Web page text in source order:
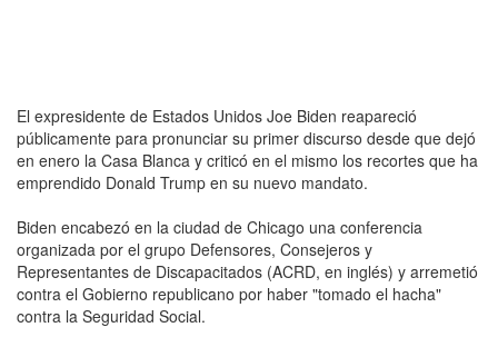
El expresidente de Estados Unidos Joe Biden reapareció
públicamente para pronunciar su primer discurso desde que dejó
en enero la Casa Blanca y criticó en el mismo los recortes que ha
emprendido Donald Trump en su nuevo mandato.
Biden encabezó en la ciudad de Chicago una conferencia
organizada por el grupo Defensores, Consejeros y
Representantes de Discapacitados (ACRD, en inglés) y arremetió
contra el Gobierno republicano por haber "tomado el hacha"
contra la Seguridad Social.